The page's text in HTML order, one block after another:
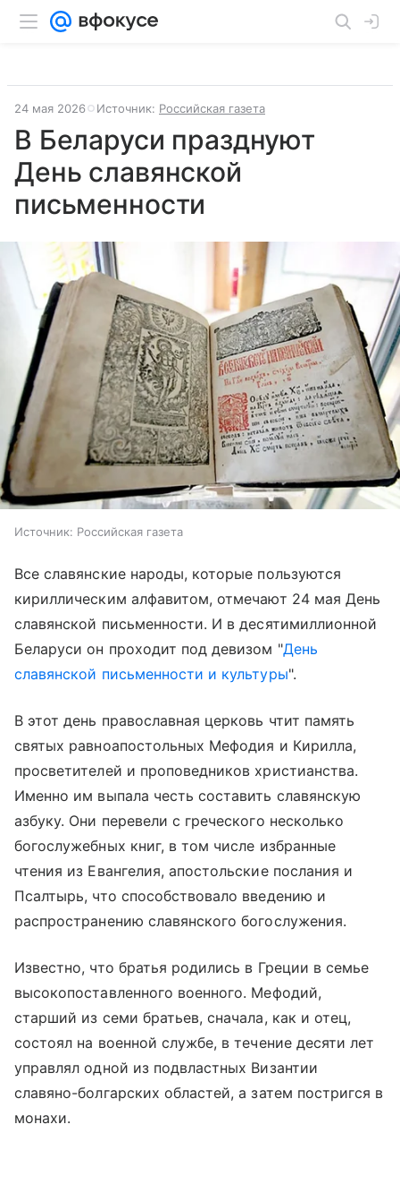
24 мая 2026 Источник: Российская газета
В Беларуси празднуют
День славянской
письменности
Источник: Российская газета
Все славянские народы, которые пользуются
кириллическим алфавитом, отмечают 24 мая День
славянской письменности. И в десятимиллионной
Беларуси он проходит под девизом "День
славянской письменности и культуры".
В этот день православная церковь чтит память
святых равноапостольных Мефодия и Кирилла,
просветителей и проповедников христианства.
Именно им выпала честь составить славянскую
азбуку. Они перевели с греческого несколько
богослужебных книг, в том числе избранные
чтения из Евангелия, апостольские послания и
Псалтырь, что способствовало введению и
распространению славянского богослужения.
Известно, что братья родились в Греции в семье
высокопоставленного военного. Мефодий,
старший из семи братьев, сначала, как и отец,
состоял на военной службе, в течение десяти лет
управлял одной из подвластных Византии
славяно-болгарских областей, а затем постригся в
монахи.